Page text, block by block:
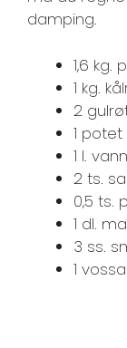
damping.
1,6 kg.
1 kg.
2
1 potet
1 l. vann
2 ts.
0,5 ts.
1 dl.
3 ss.
1